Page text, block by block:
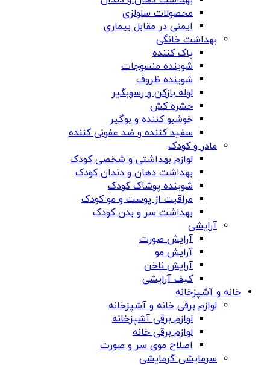
محصولات سلولزی
ایمنی در مقابل بیماری
بهداشت خانگی
پاک کننده
شوینده منسوجات
شوینده ظروف
لوله بازکن و رسوبگیر
حشره کش
خوشبو کننده و بوگیر
سفید کننده و ضد عفونی کننده
مادر و کودک
لوازم بهداشتی و شخصی کودک
بهداشت دهان و دندان کودک
شوینده پوشاک کودک
مراقبت از پوست و مو کودک
بهداشت سر و بدن کودک
آرایشی
آرایش صورت
آرایش مو
آرایش ناخن
کیف آرایشی
خانه و آشپزخانه
لوازم برقی خانه و آشپزخانه
لوازم برقی آشپزخانه
لوازم برقی خانه
اصلاح موی سر و صورت
سرمایشی گرمایشی